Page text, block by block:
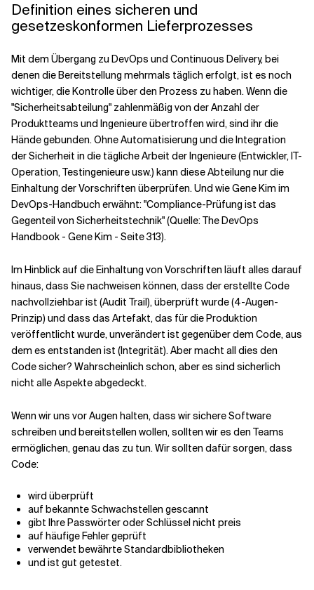
Definition eines sicheren und
gesetzeskonformen Lieferprozesses
Mit dem Übergang zu DevOps und Continuous Delivery, bei
denen die Bereitstellung mehrmals täglich erfolgt, ist es noch
wichtiger, die Kontrolle über den Prozess zu haben. Wenn die
"Sicherheitsabteilung" zahlenmäßig von der Anzahl der
Produktteams und Ingenieure übertroffen wird, sind ihr die
Hände gebunden. Ohne Automatisierung und die Integration
der Sicherheit in die tägliche Arbeit der Ingenieure (Entwickler, IT-
Operation, Testingenieure usw.) kann diese Abteilung nur die
Einhaltung der Vorschriften überprüfen. Und wie Gene Kim im
DevOps-Handbuch erwähnt: "Compliance-Prüfung ist das
Gegenteil von Sicherheitstechnik" (Quelle: The DevOps
Handbook - Gene Kim - Seite 313).
Im Hinblick auf die Einhaltung von Vorschriften läuft alles darauf
hinaus, dass Sie nachweisen können, dass der erstellte Code
nachvollziehbar ist (Audit Trail), überprüft wurde (4-Augen-
Prinzip) und dass das Artefakt, das für die Produktion
veröffentlicht wurde, unverändert ist gegenüber dem Code, aus
dem es entstanden ist (Integrität). Aber macht all dies den
Code sicher? Wahrscheinlich schon, aber es sind sicherlich
nicht alle Aspekte abgedeckt.
Wenn wir uns vor Augen halten, dass wir sichere Software
schreiben und bereitstellen wollen, sollten wir es den Teams
ermöglichen, genau das zu tun. Wir sollten dafür sorgen, dass
Code:
wird überprüft
auf bekannte Schwachstellen gescannt
gibt Ihre Passwörter oder Schlüssel nicht preis
auf häufige Fehler geprüft
verwendet bewährte Standardbibliotheken
und ist gut getestet.